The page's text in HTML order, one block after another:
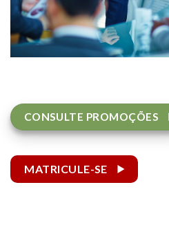
CONSULTE PROMOÇÕES
MATRICULE-SE